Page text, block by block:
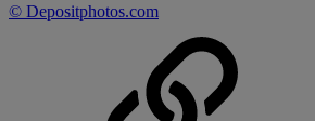
© Depositphotos.com